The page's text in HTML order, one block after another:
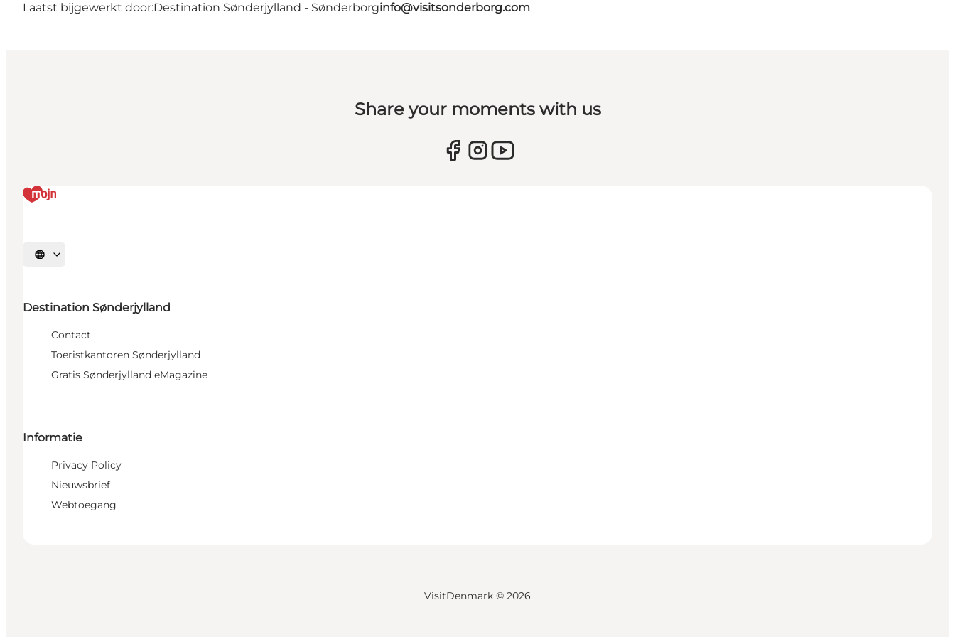
Laatst bijgewerkt door:Destination Sønderjylland - Sønderborginfo@visitsonderborg.com
Share your moments with us
Selecteer taal
Destination Sønderjylland
Contact
Toeristkantoren Sønderjylland
Gratis Sønderjylland eMagazine
Informatie
Privacy Policy
Nieuwsbrief
Webtoegang
VisitDenmark © 2026